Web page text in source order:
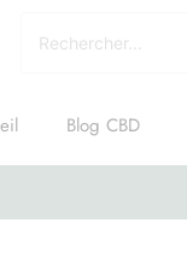
Blog CBD